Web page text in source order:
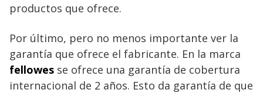
productos que ofrece.
Por último, pero no menos importante ver la
garantía que ofrece el fabricante. En la marca
fellowes se ofrece una garantía de cobertura
internacional de 2 años. Esto da garantía de que